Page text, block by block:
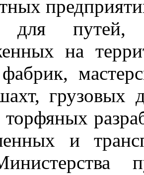
путей,
на
фабрик,
грузовых
и